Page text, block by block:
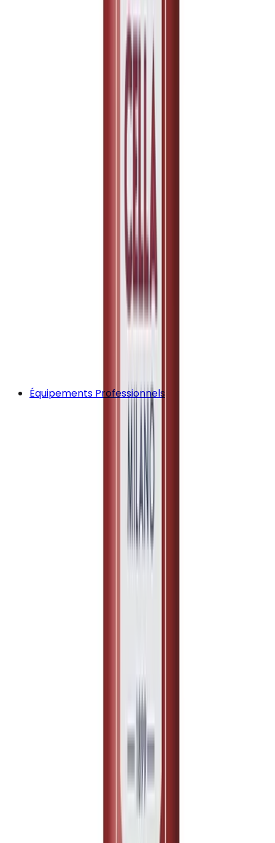
Équipements Professionnels